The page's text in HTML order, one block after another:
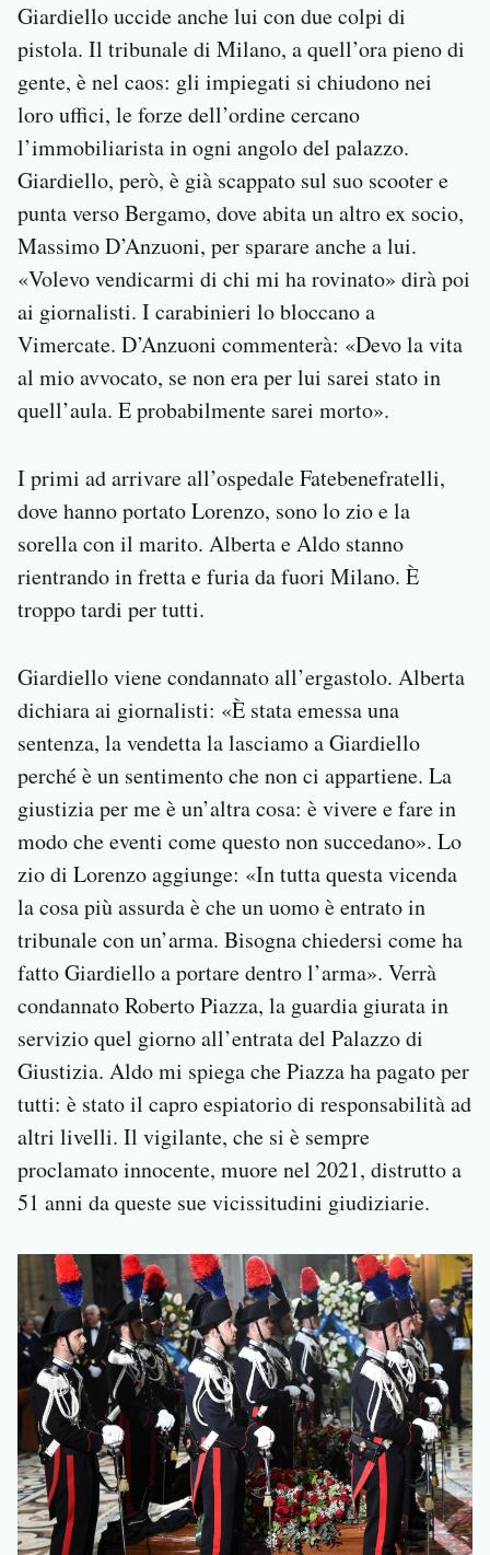
Giardiello uccide anche lui con due colpi di
pistola. Il tribunale di Milano, a quell’ora pieno di
gente, è nel caos: gli impiegati si chiudono nei
loro uffici, le forze dell’ordine cercano
l’immobiliarista in ogni angolo del palazzo.
Giardiello, però, è già scappato sul suo scooter e
punta verso Bergamo, dove abita un altro ex socio,
Massimo D’Anzuoni, per sparare anche a lui.
«Volevo vendicarmi di chi mi ha rovinato» dirà poi
ai giornalisti. I carabinieri lo bloccano a
Vimercate. D’Anzuoni commenterà: «Devo la vita
al mio avvocato, se non era per lui sarei stato in
quell’aula. E probabilmente sarei morto».
I primi ad arrivare all’ospedale Fatebenefratelli,
dove hanno portato Lorenzo, sono lo zio e la
sorella con il marito. Alberta e Aldo stanno
rientrando in fretta e furia da fuori Milano. È
troppo tardi per tutti.
Giardiello viene condannato all’ergastolo. Alberta
dichiara ai giornalisti: «È stata emessa una
sentenza, la vendetta la lasciamo a Giardiello
perché è un sentimento che non ci appartiene. La
giustizia per me è un’altra cosa: è vivere e fare in
modo che eventi come questo non succedano». Lo
zio di Lorenzo aggiunge: «In tutta questa vicenda
la cosa più assurda è che un uomo è entrato in
tribunale con un’arma. Bisogna chiedersi come ha
fatto Giardiello a portare dentro l’arma». Verrà
condannato Roberto Piazza, la guardia giurata in
servizio quel giorno all’entrata del Palazzo di
Giustizia. Aldo mi spiega che Piazza ha pagato per
tutti: è stato il capro espiatorio di responsabilità ad
altri livelli. Il vigilante, che si è sempre
proclamato innocente, muore nel 2021, distrutto a
51 anni da queste sue vicissitudini giudiziarie.